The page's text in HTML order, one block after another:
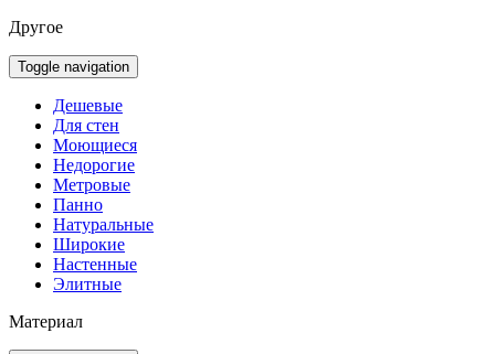
Другое
Toggle navigation
Дешевые
Для стен
Моющиеся
Недорогие
Метровые
Панно
Натуральные
Широкие
Настенные
Элитные
Материал